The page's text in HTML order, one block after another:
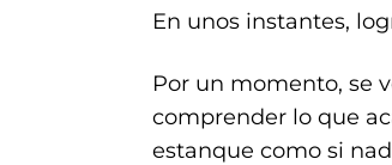
En unos instantes,
Por un momento, se
comprender lo que
estanque como si